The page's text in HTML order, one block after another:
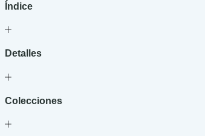
Índice
Detalles
Colecciones